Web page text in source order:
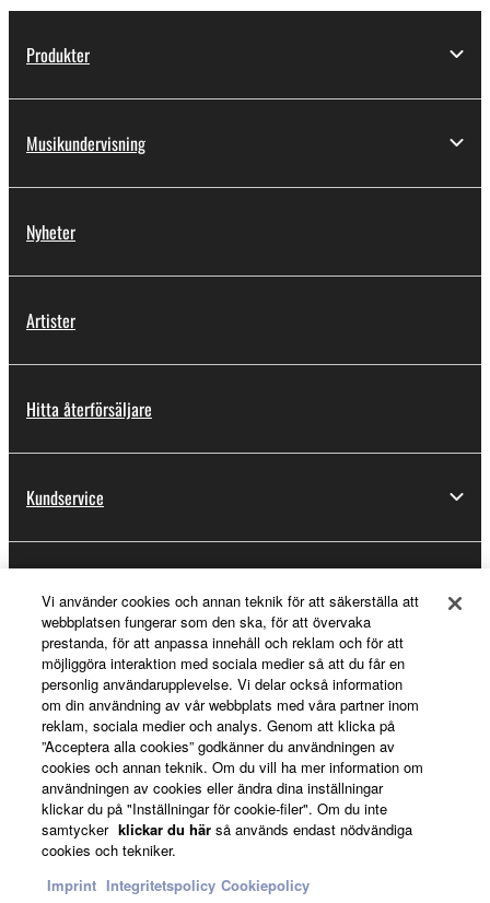
Produkter
Musikundervisning
Nyheter
Artister
Hitta återförsäljare
Kundservice
Om Yamaha
Sverige - Swedish
Business
Vi använder cookies och annan teknik för att säkerställa att
webbplatsen fungerar som den ska, för att övervaka
prestanda, för att anpassa innehåll och reklam och för att
möjliggöra interaktion med sociala medier så att du får en
personlig användarupplevelse. Vi delar också information
om din användning av vår webbplats med våra partner inom
reklam, sociala medier och analys. Genom att klicka på
”Acceptera alla cookies” godkänner du användningen av
cookies och annan teknik. Om du vill ha mer information om
användningen av cookies eller ändra dina inställningar
klickar du på "Inställningar för cookie-filer". Om du inte
samtycker klickar du här så används endast nödvändiga
cookies och tekniker.
Imprint Integritetspolicy Cookiepolicy